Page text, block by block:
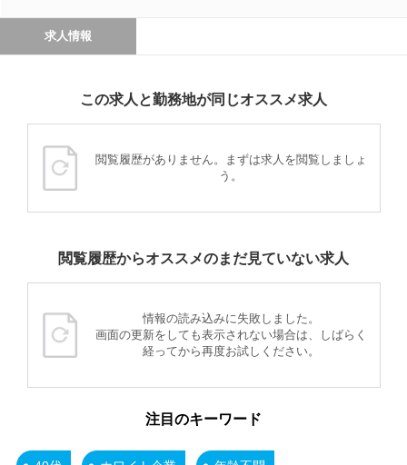
求人情報
この求人と勤務地が同じオススメ求人
閲覧履歴がありません。まずは求人を閲覧しましょ
う。
閲覧履歴からオススメのまだ見ていない求人
情報の読み込みに失敗しました。
画面の更新をしても表示されない場合は、しばらく
経ってから再度お試しください。
注目のキーワード